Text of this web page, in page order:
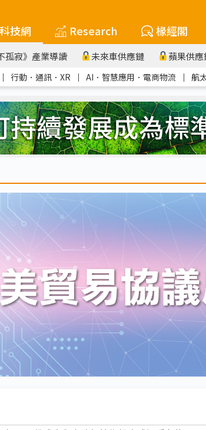
科技網 Research 椽經閣
孤寂》產業導讀 未來車供應鏈 蘋果供應
｜ 行動．通訊．XR ｜ AI．智慧應用．電商物流 ｜ 航